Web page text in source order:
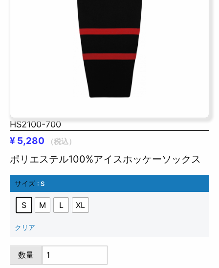
HS2100-700
¥ 5,280 （税込）
ポリエステル100%アイスホッケーソックス
サイズ : S
S M L XL
クリア
HS2100-
700
数量